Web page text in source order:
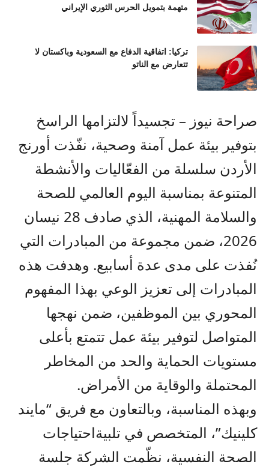
متهمة بتمويل الحرس الثوري الإيراني
تركيا: اتفاقية الدفاع مع السعودية وباكستان لا
تتعارض مع الناتو
صراحة نيوز – تجسيداً لالتزامها الراسخ
بتوفير بيئة عمل آمنة وصحية، نفّذت أورنج
الأردن سلسلة من الفعّاليات والأنشطة
المتنوعة بمناسبة اليوم العالمي للصحة
والسلامة المهنية، الذي صادف 28 نيسان
2026، ضمن مجموعة من المبادرات التي
نُفذت على مدى عدة أسابيع. وهدفت هذه
المبادرات إلى تعزيز الوعي بهذا المفهوم
المحوري بين الموظفين، ضمن نهجها
المتواصل لتوفير بيئة عمل تتمتع بأعلى
مستويات الحماية والحد من المخاطر
المحتملة والوقاية من الأمراض.
وبهذه المناسبة، وبالتعاون مع فريق “مايند
كلينيك”، المتخصص في تلبيةاحتياجات
الصحة النفسية، نظّمت الشركة جلسة